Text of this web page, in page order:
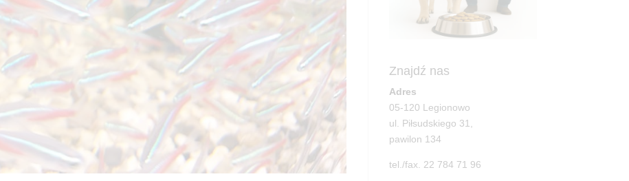
Znajdź nas
Adres
05-120 Legionowo
ul. Piłsudskiego 31,
pawilon 134
tel./fax. 22 784 71 96